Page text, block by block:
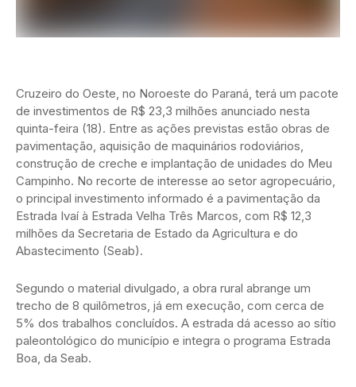
Cruzeiro do Oeste, no Noroeste do Paraná, terá um pacote
de investimentos de R$ 23,3 milhões anunciado nesta
quinta-feira (18). Entre as ações previstas estão obras de
pavimentação, aquisição de maquinários rodoviários,
construção de creche e implantação de unidades do Meu
Campinho. No recorte de interesse ao setor agropecuário,
o principal investimento informado é a pavimentação da
Estrada Ivaí à Estrada Velha Três Marcos, com R$ 12,3
milhões da Secretaria de Estado da Agricultura e do
Abastecimento (Seab).
Segundo o material divulgado, a obra rural abrange um
trecho de 8 quilômetros, já em execução, com cerca de
5% dos trabalhos concluídos. A estrada dá acesso ao sítio
paleontológico do município e integra o programa Estrada
Boa, da Seab.